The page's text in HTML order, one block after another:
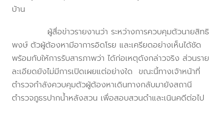
บ้าน
ผู้สื่อข่าวรายงานว่า ระหว่างการควบคุมตัวนายสิทธิ
พงษ์ ตัวผู้ต้องหามีอาการอิดโรย และเครียดอย่างเห็นได้ชัด
พร้อมกับให้การรับสารภาพว่า ได้ก่อเหตุดังกล่าวจริง ส่วนราย
ละเอียดยังไม่มีการเปิดเผยแต่อย่างใด ขณะนี้ทางเจ้าหน้าที่
ตำรวจกำลังควบคุมตัวผู้ต้องหาเดินทางกลับมายังสถานี
ตำรวจภูธรปากน้ำหลังสวน เพื่อสอบสวนดำและเนินคดีต่อไป